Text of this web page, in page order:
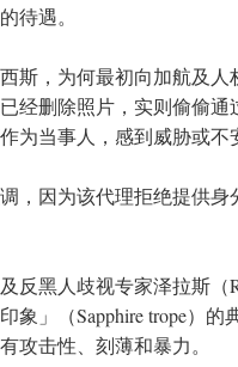
待遇。
斯，为何最初向加航及
经删除照片，实则偷偷
为当事人，感到威胁或不
，因为该代理拒绝提供
反黑人歧视专家泽拉斯（
象」（Sapphire trope）
攻击性、刻薄和暴力。